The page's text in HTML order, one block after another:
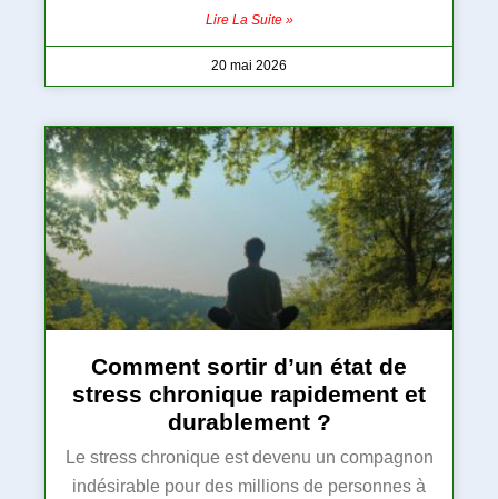
Lire La Suite »
20 mai 2026
Comment sortir d’un état de
stress chronique rapidement et
durablement ?
Le stress chronique est devenu un compagnon
indésirable pour des millions de personnes à